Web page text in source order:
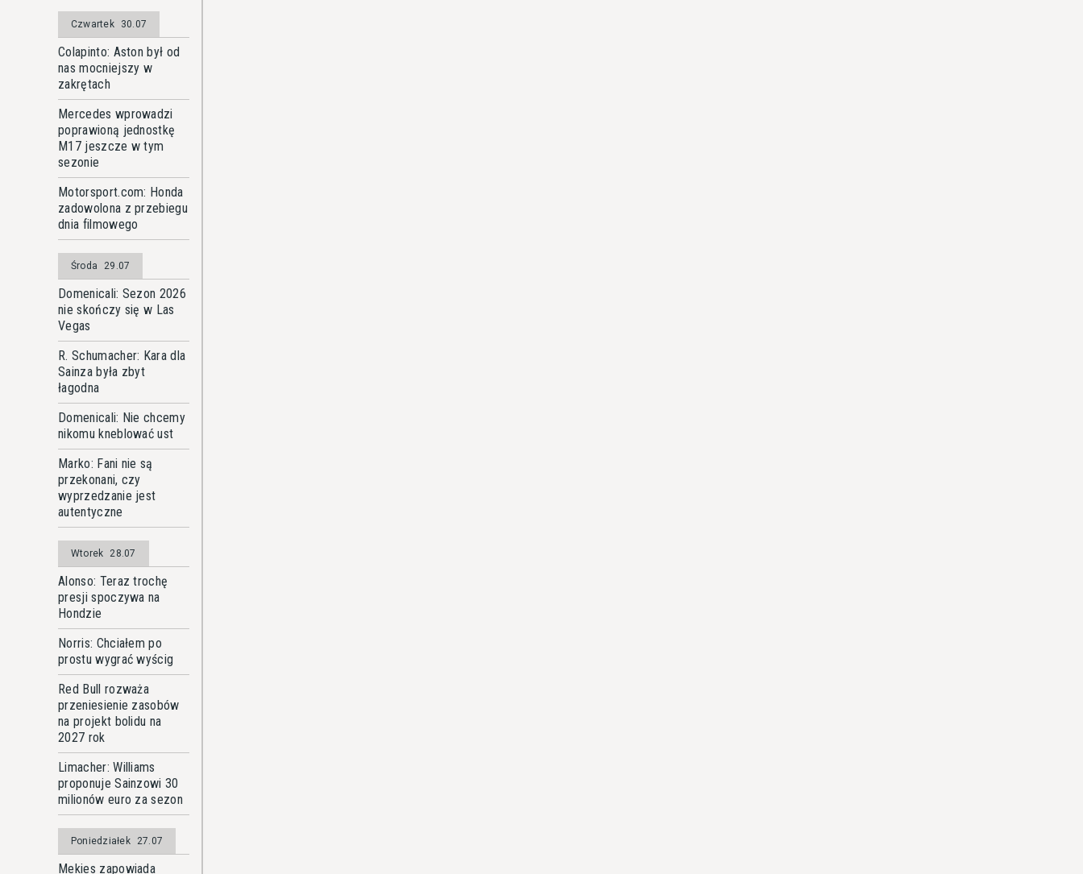
Czwartek 30.07
Colapinto: Aston był od
nas mocniejszy w
zakrętach
Mercedes wprowadzi
poprawioną jednostkę
M17 jeszcze w tym
sezonie
Motorsport.com: Honda
zadowolona z przebiegu
dnia filmowego
Środa 29.07
Domenicali: Sezon 2026
nie skończy się w Las
Vegas
R. Schumacher: Kara dla
Sainza była zbyt
łagodna
Domenicali: Nie chcemy
nikomu kneblować ust
Marko: Fani nie są
przekonani, czy
wyprzedzanie jest
autentyczne
Wtorek 28.07
Alonso: Teraz trochę
presji spoczywa na
Hondzie
Norris: Chciałem po
prostu wygrać wyścig
Red Bull rozważa
przeniesienie zasobów
na projekt bolidu na
2027 rok
Limacher: Williams
proponuje Sainzowi 30
milionów euro za sezon
Poniedziałek 27.07
Mekies zapowiada